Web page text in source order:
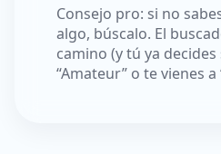
Consejo pro: si no
algo, búscalo. El
camino (y tú ya
“Amateur” o te vienes a